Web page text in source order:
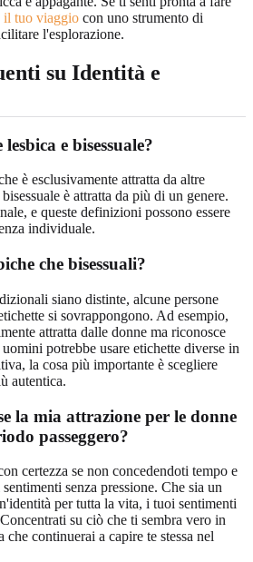
il tuo viaggio con uno strumento di
l'esplorazione.
su Identità e
e bisessuale?
è esclusivamente attratta da altre
è attratta da più di un genere.
e queste definizioni possono essere
individuale.
che bisessuali?
siano distinte, alcune persone
si sovrappongono. Ad esempio,
attratta dalle donne ma riconosce
potrebbe usare etichette diverse in
la cosa più importante è scegliere
autentica.
la mia attrazione per le donne
passeggero?
certezza se non concedendoti tempo e
senza pressione. Che sia un
per tutta la vita, i tuoi sentimenti
su ciò che ti sembra vero in
continuerai a capire te stessa nel